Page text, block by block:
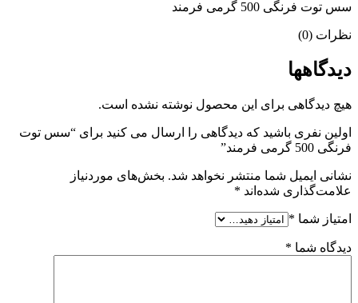
سس توت فرنگی 500 گرمی فرمند
نظرات (0)
دیدگاهها
هیچ دیدگاهی برای این محصول نوشته نشده است.
اولین نفری باشید که دیدگاهی را ارسال می کنید برای “سس توت
فرنگی 500 گرمی فرمند”
نشانی ایمیل شما منتشر نخواهد شد. بخش‌های موردنیاز
علامت‌گذاری شده‌اند *
امتیاز شما *
دیدگاه شما *